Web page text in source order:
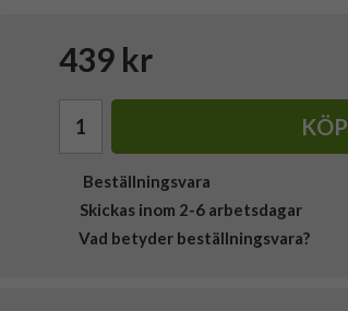
439 kr
KÖP
Beställningsvara
Skickas inom 2-6 arbetsdagar
Vad betyder beställningsvara?